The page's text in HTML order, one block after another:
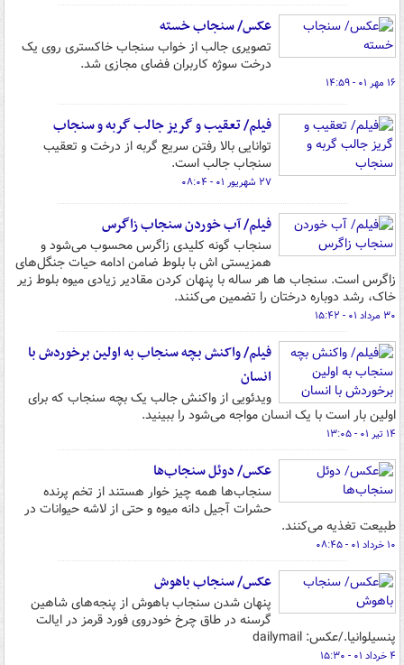
عکس/ سنجاب خسته
تصویری جالب از خواب سنجاب خاکستری روی یک
درخت سوژه کاربران فضای مجازی شد.
۱۶ مهر ۰۱ - ۱۴:۵۹
فیلم/ تعقیب و گریز جالب گربه و سنجاب
توانایی بالا رفتن سریع گربه از درخت و تعقیب
سنجاب جالب است.
۲۷ شهریور ۰۱ - ۰۸:۰۴
فیلم/ آب خوردن سنجاب زاگرس
سنجاب گونه‌ کلیدی زاگرس محسوب می‌شود و
همزیستی اش با بلوط ضامن ادامه‌ حیات‌ جنگل‌های
زاگرس است. سنجاب ها هر ساله با پنهان کردن مقادیر زیادی میوه‌ بلوط زیر
خاک، رشد دوباره‌ درختان را تضمین می‌کنند.
۳۰ مرداد ۰۱ - ۱۵:۴۲
فیلم/ واکنش بچه سنجاب به اولین برخوردش با
انسان
ویدئویی از واکنش جالب یک بچه سنجاب که برای
اولین بار است با یک انسان مواجه می‌شود را ببینید.
۱۴ تیر ۰۱ - ۱۳:۰۵
عکس/ دوئل سنجاب‌ها
سنجاب‌ها همه چیز خوار هستند از تخم پرنده
حشرات آجیل دانه میوه و حتی از لاشه حیوانات در
طبیعت تغذیه می‌کنند.
۱۰ خرداد ۰۱ - ۰۸:۴۵
عکس/ سنجاب باهوش
پنهان شدن سنجاب باهوش از پنجه‌های شاهین
گرسنه در طاق چرخ خودروی فورد قرمز در ایالت
پنسیلوانیا./عکس: dailymail
۴ خرداد ۰۱ - ۱۵:۳۰